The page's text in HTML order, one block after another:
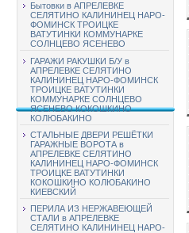
Бытовки в АПРЕЛЕВКЕ
СЕЛЯТИНО КАЛИНИНЕЦ НАРО-
ФОМИНСК ТРОИЦКЕ
ВАТУТИНКИ КОММУНАРКЕ
СОЛНЦЕВО ЯСЕНЕВО
ГАРАЖИ РАКУШКИ Б/У в
АПРЕЛЕВКЕ СЕЛЯТИНО
КАЛИНИНЕЦ НАРО-ФОМИНСК
ТРОИЦКЕ ВАТУТИНКИ
КОММУНАРКЕ СОЛНЦЕВО
ЯСЕНЕВО КОКОШКИНО
КОЛЮБАКИНО
СТАЛЬНЫЕ ДВЕРИ РЕШЁТКИ
ГАРАЖНЫЕ ВОРОТА в
АПРЕЛЕВКЕ СЕЛЯТИНО
КАЛИНИНЕЦ НАРО-ФОМИНСК
ТРОИЦКЕ ВАТУТИНКИ
КОКОШКИНО КОЛЮБАКИНО
КИЕВСКИЙ
ПЕРИЛА ИЗ НЕРЖАВЕЮЩЕЙ
СТАЛИ в АПРЕЛЕВКЕ
СЕЛЯТИНО КАЛИНИНЕЦ НАРО-